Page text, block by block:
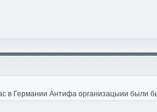
в Германии Антифа организацыии были